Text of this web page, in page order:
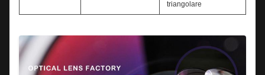
triangolare